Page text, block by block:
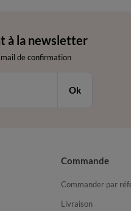
à la newsletter
de confirmation
Ok
Commande
Commander par
Livraison